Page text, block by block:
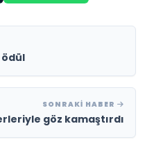
ödül
SONRAKI HABER
göz kamaştırdı